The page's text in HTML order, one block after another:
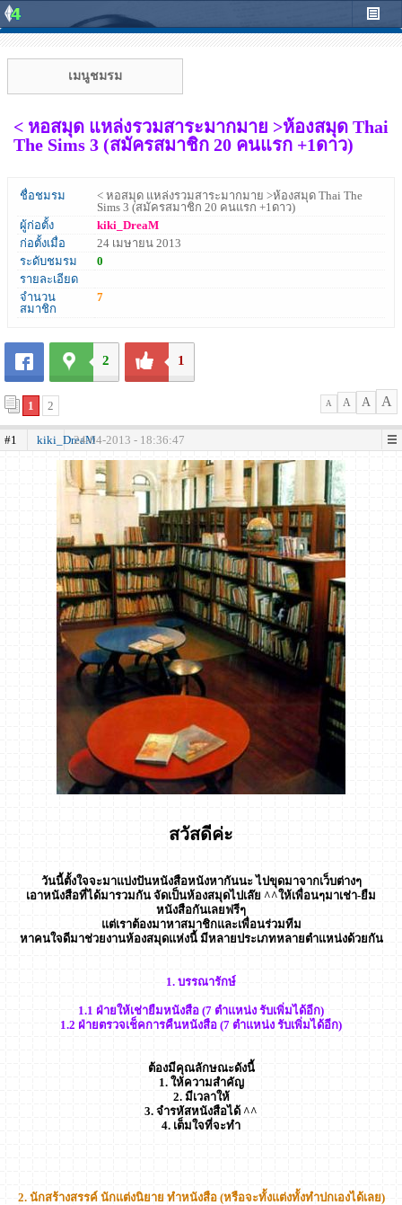
เมนูชมรม
< หอสมุด แหล่งรวมสาระมากมาย >ห้องสมุด Thai
The Sims 3 (สมัครสมาชิก 20 คนแรก +1ดาว)
ชื่อชมรม
< หอสมุด แหล่งรวมสาระมากมาย >ห้องสมุด Thai The
Sims 3 (สมัครสมาชิก 20 คนแรก +1ดาว)
ผู้ก่อตั้ง
kiki_DreaM
ก่อตั้งเมื่อ
24 เมษายน 2013
ระดับชมรม
0
รายละเอียด
จำนวน
สมาชิก
7
2 1
1 2 A A A A
#1 kiki_DreaM24-04-2013 - 18:36:47
สวัสดีค่ะ
วันนี้ตั้งใจจะมาแบ่งปันหนังสือหนังหากันนะ ไปขุดมาจากเว็บต่างๆ
เอาหนังสือที่ได้มารวมกัน จัดเป็นห้องสมุดไปเล๊ย ^^ให้เพื่อนๆมาเช่า-ยืม
หนังสือกันเลยฟรีๆ
แต่เราต้องมาหาสมาชิกและเพื่อนร่วมทีม
หาคนใจดีมาช่วยงานห้องสมุดแห่งนี้ มีหลายประเภทหลายตำแหน่งด้วยกัน
1. บรรณารักษ์
1.1 ฝ่ายให้เช่ายืมหนังสือ (7 ตำแหน่ง รับเพิ่มได้อีก)
1.2 ฝ่ายตรวจเช็คการคืนหนังสือ (7 ตำแหน่ง รับเพิ่มได้อีก)
ต้องมีคุณลักษณะดังนี้
1. ให้ความสำคัญ
2. มีเวลาให้
3. จำรหัสหนังสือได้ ^^
4. เต็มใจที่จะทำ
2. นักสร้างสรรค์ นักแต่งนิยาย ทำหนังสือ (หรือจะทั้งแต่งทั้งทำปกเองได้เลย)